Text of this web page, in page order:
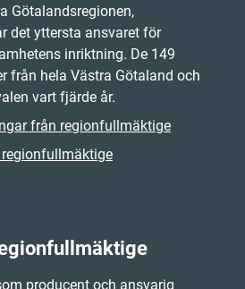
Götalandsregionen,
det yttersta ansvaret för
inriktning. De 149
från hela Västra Götaland och
vart fjärde år.
från regionfullmäktige
producent och ansvarig